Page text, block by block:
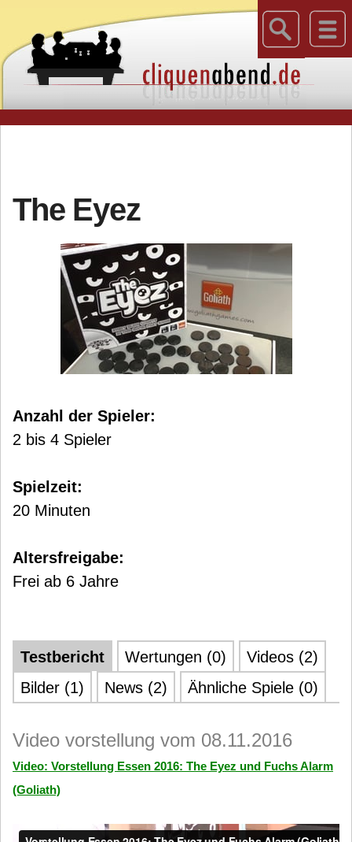
The Eyez
Anzahl der Spieler:
2 bis 4 Spieler
Spielzeit:
20 Minuten
Altersfreigabe:
Frei ab 6 Jahre
Testbericht Wertungen (0)
Videos (2)
Bilder (1)
News (2) Ähnliche Spiele (0)
Video vorstellung vom 08.11.2016
Video: Vorstellung Essen 2016: The Eyez und Fuchs Alarm
(Goliath)